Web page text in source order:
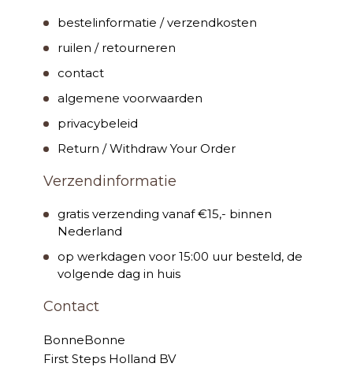
bestelinformatie / verzendkosten
ruilen / retourneren
contact
algemene voorwaarden
privacybeleid
Return / Withdraw Your Order
Verzendinformatie
gratis verzending vanaf €15,- binnen
Nederland
op werkdagen voor 15:00 uur besteld, de
volgende dag in huis
Contact
BonneBonne
First Steps Holland BV